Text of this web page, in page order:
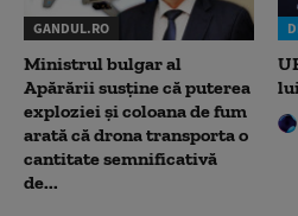
GANDUL.RO
Ministrul bulgar al
Apărării susține că puterea
exploziei și coloana de fum
arată că drona transporta o
cantitate semnificativă
de...